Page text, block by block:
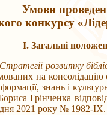
Умови
конкурсу
І. Загальні
Стратегії розвитку
на консолідацію
знань і
Грінченка
2021 року № 1982-IX.